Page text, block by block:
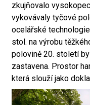
zkujňovalo
vykovávaly tyčové
ocelářské
stol. na výrobu
polovině 20. století
zastavena. Prostor
která slouží jako